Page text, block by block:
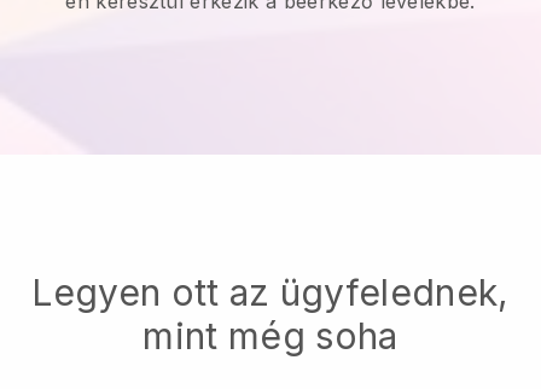
Legyen ott az ügyfelednek,
mint még soha